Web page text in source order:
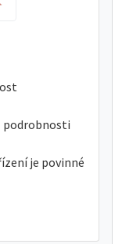
podrobnosti
je povinné